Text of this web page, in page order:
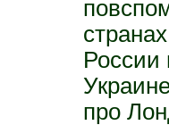
России
про